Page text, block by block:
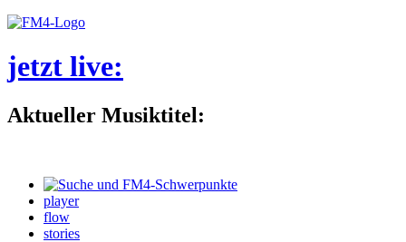
jetztlive:
AktuellerMusiktitel:
player
flow
stories